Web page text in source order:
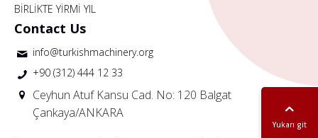
Yukarı git
BİRLİKTE YİRMİ YIL
Contact Us
info@turkishmachinery.org
+90 (312) 444 12 33
Ceyhun Atuf Kansu Cad. No: 120 Balgat
Çankaya/ANKARA